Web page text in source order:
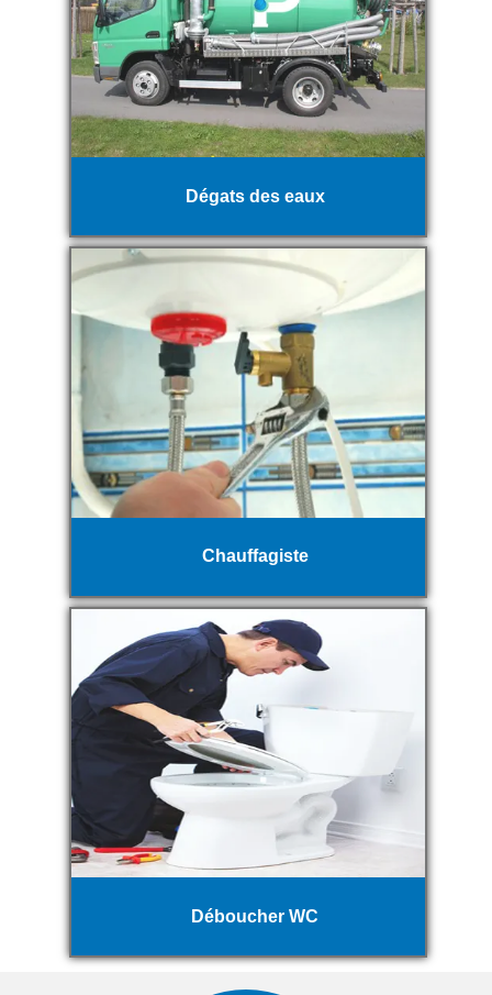
Dégats des eaux
Chauffagiste
Déboucher WC